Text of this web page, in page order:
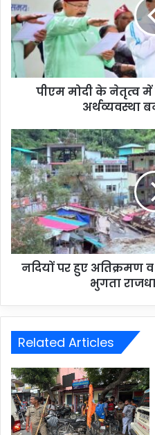
पीएम मोदी के नेतृत्व में
अर्थव्यवस्था
नदियों पर हुए अतिक्रमण
भुगता
Related Articles